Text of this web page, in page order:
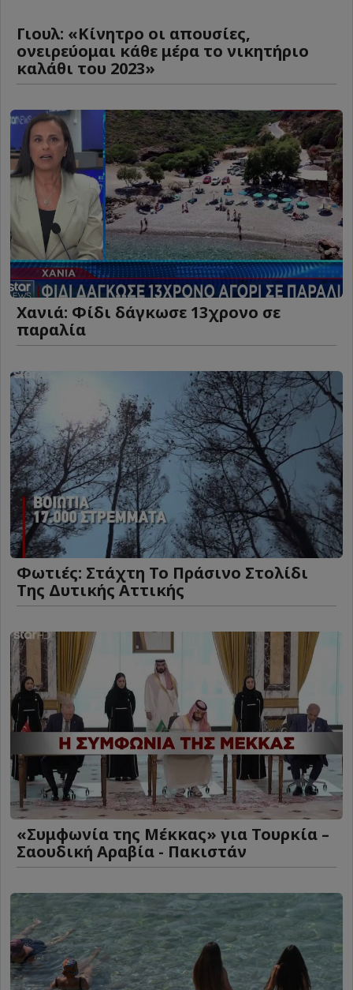
Γιουλ: «Κίνητρο οι απουσίες,
ονειρεύομαι κάθε μέρα το νικητήριο
καλάθι του 2023»
Χανιά: Φίδι δάγκωσε 13χρονο σε
παραλία
Φωτιές: Στάχτη Το Πράσινο Στολίδι
Της Δυτικής Αττικής
«Συμφωνία της Μέκκας» για Τουρκία –
Σαουδική Αραβία - Πακιστάν